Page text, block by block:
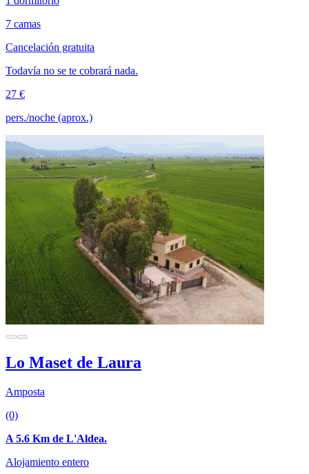
7 camas
Cancelación gratuita
Todavía no se te cobrará nada.
27 €
pers./noche (aprox.)
Lo Maset de Laura
Amposta
(0)
A 5.6 Km de L'Aldea.
Alojamiento entero